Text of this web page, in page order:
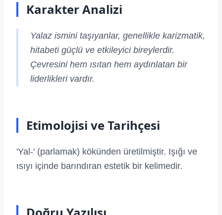
Karakter Analizi
Yalaz ismini taşıyanlar, genellikle karizmatik,
hitabeti güçlü ve etkileyici bireylerdir.
Çevresini hem ısıtan hem aydınlatan bir
liderlikleri vardır.
Etimolojisi ve Tarihçesi
'Yal-' (parlamak) kökünden üretilmiştir. Işığı ve
ısıyı içinde barındıran estetik bir kelimedir.